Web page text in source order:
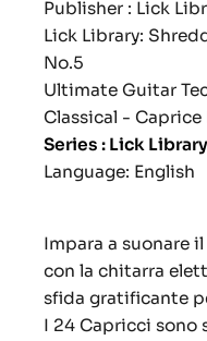
Publisher : Lick
Lick Library:
No.5
Ultimate Guitar
Classical - Caprice
Series : Lick
Language: English
Impara a suonare
con la chitarra
sfida gratificante
I 24 Capricci sono